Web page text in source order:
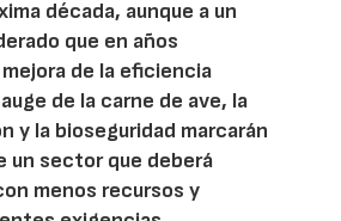
década, aunque a un
que en años
de la eficiencia
de la carne de ave, la
y la bioseguridad marcarán
un sector que deberá
menos recursos y